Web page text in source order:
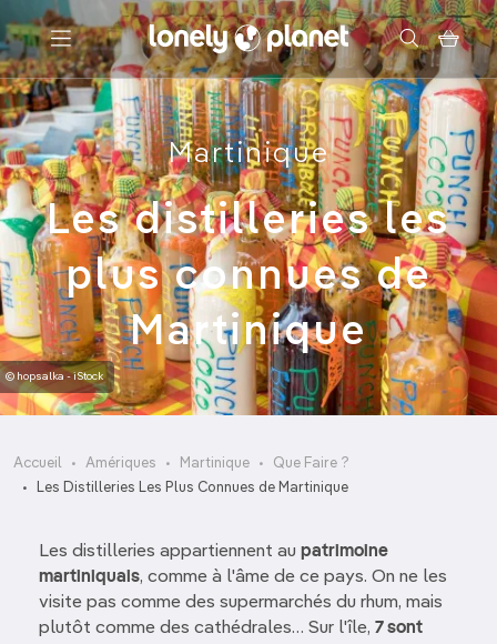
Menu
Votre recherche
Martinique
Les distilleries les
plus connues de
Martinique
© hopsalka - iStock
Accueil Amériques Martinique
Que Faire ?
Les Distilleries Les Plus Connues de Martinique
Les distilleries appartiennent au patrimoine
martiniquais, comme à l'âme de ce pays. On ne les
visite pas comme des supermarchés du rhum, mais
plutôt comme des cathédrales… Sur l'île, 7 sont